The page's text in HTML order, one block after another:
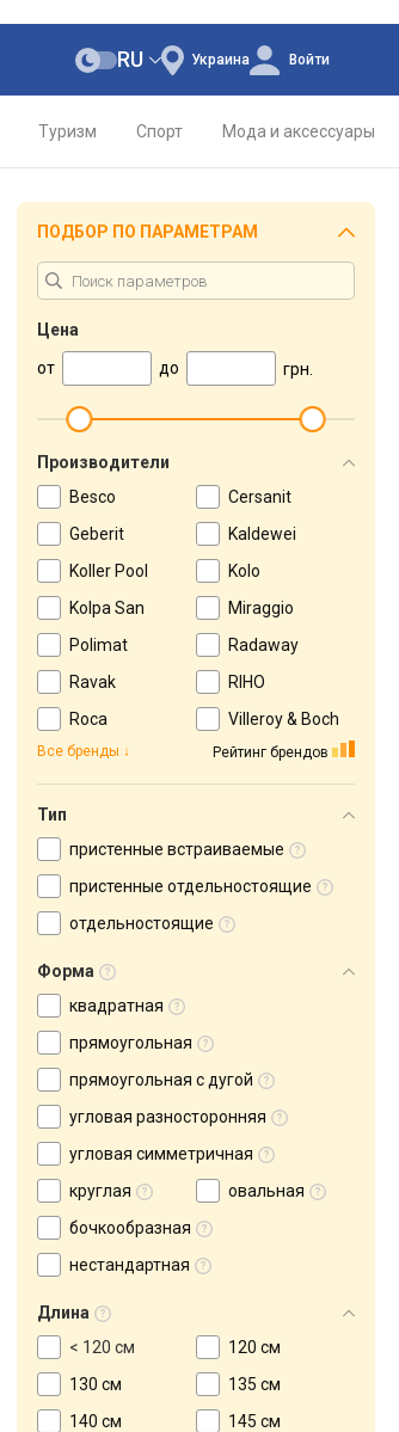
Украина
RU Войти
Туризм Спорт Мода и аксессуары
ПОДБОР ПО ПАРАМЕТРАМ
Цена
от
до грн.
Производители
Besco
Cersanit
Geberit
Kaldewei
Koller Pool
Kolo
Kolpa San
Miraggio
Polimat
Radaway
Ravak
RIHO
Roca
Villeroy & Boch
Рейтинг брендов
Все бренды
Тип
пристенные встраиваемые
пристенные отдельностоящие
отдельностоящие
Форма
квадратная
прямоугольная
прямоугольная с дугой
угловая разносторонняя
угловая симметричная
круглая
овальная
бочкообразная
нестандартная
Длина
< 120 см
120 см
130 см
135 см
140 см
145 см